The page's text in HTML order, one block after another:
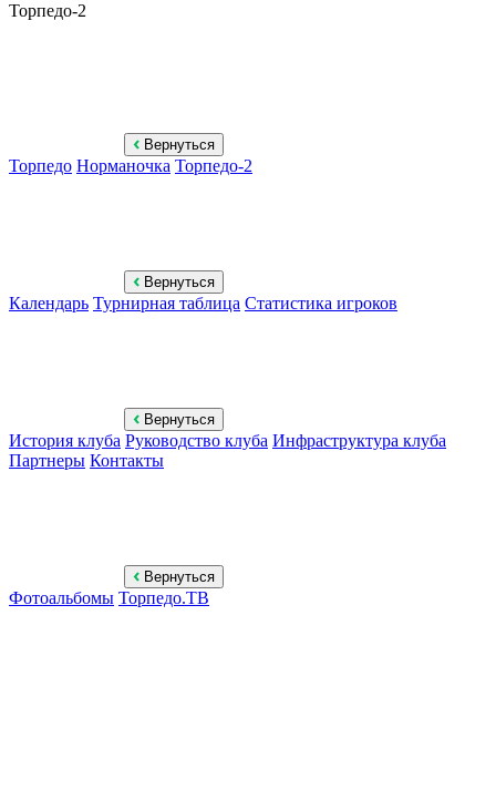
Торпедо-2
Вернуться
Торпедо Норманочка Торпедо-2
Вернуться
Календарь Турнирная таблица Статистика игроков
Вернуться
История клуба Руководство клуба Инфраструктура клуба
Партнеры Контакты
Вернуться
Фотоальбомы Торпедо.ТВ